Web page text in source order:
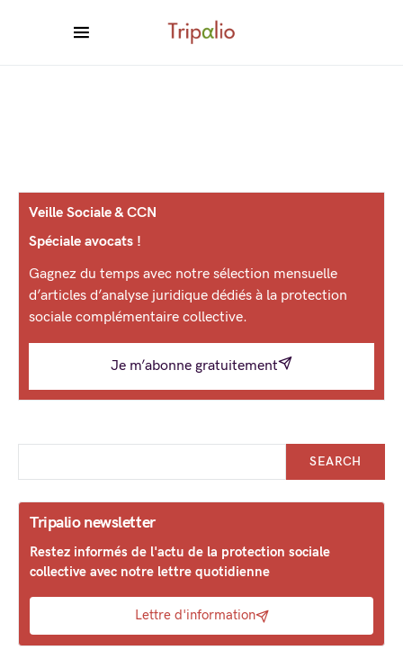
Veille Sociale & CCN
Spéciale avocats !
Gagnez du temps avec notre sélection mensuelle
d’articles d’analyse juridique dédiés à la protection
sociale complémentaire collective.
Je m’abonne gratuitement
SEARCH
Tripalio newsletter
Restez informés de l'actu de la protection sociale
collective avec notre lettre quotidienne
Lettre d'information